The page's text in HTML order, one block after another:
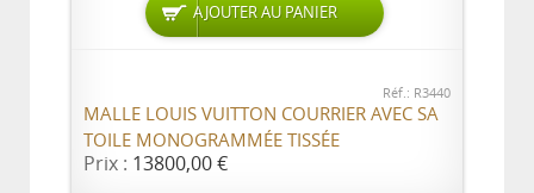
AJOUTER AU PANIER
Réf.: R3440
MALLE LOUIS VUITTON COURRIER AVEC SA
TOILE MONOGRAMMÉE TISSÉE
Prix : 13800,00 €